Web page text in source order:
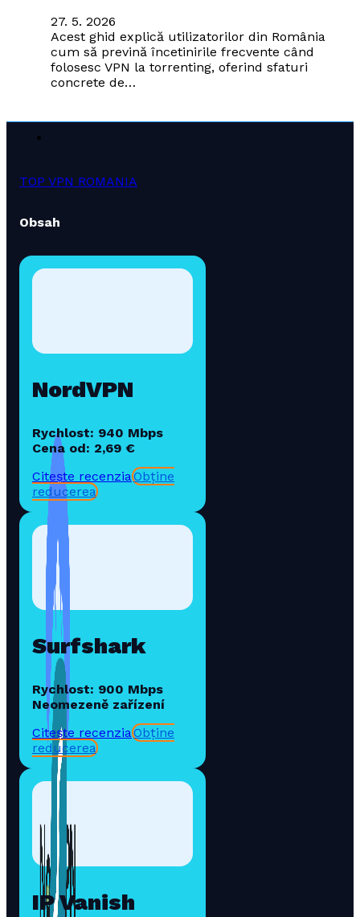
27. 5. 2026
Acest ghid explică utilizatorilor din România
cum să prevină încetinirile frecvente când
folosesc VPN la torrenting, oferind sfaturi
concrete de…
TOP VPN ROMANIA
Obsah
NordVPN
Rychlost: 940 Mbps
Cena od: 2,69 €
Citește recenziaObține
reducerea
Surfshark
Rychlost: 900 Mbps
Neomezeně zařízení
Citește recenziaObține
reducerea
IP Vanish